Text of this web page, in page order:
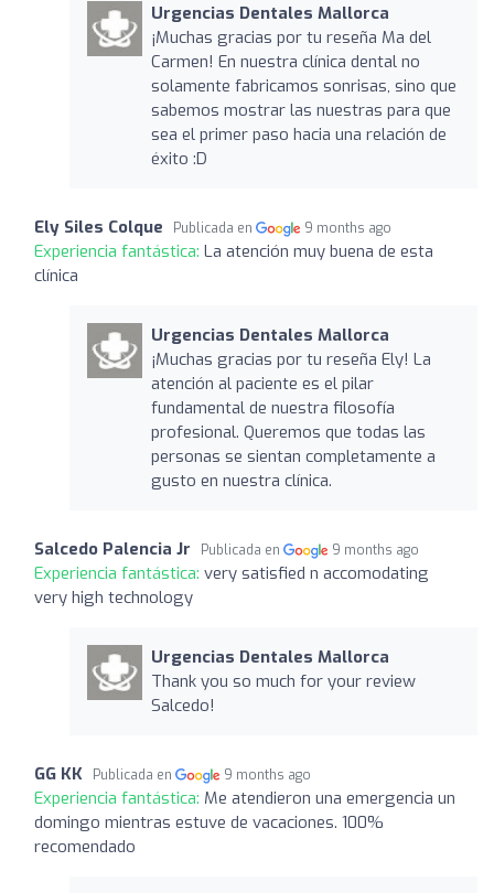
Urgencias Dentales Mallorca
¡Muchas gracias por tu reseña Ma del
Carmen! En nuestra clínica dental no
solamente fabricamos sonrisas, sino que
sabemos mostrar las nuestras para que
sea el primer paso hacia una relación de
éxito :D
Ely Siles Colque Publicada en 9 months ago
Experiencia fantástica: La atención muy buena de esta
clínica
Urgencias Dentales Mallorca
¡Muchas gracias por tu reseña Ely! La
atención al paciente es el pilar
fundamental de nuestra filosofía
profesional. Queremos que todas las
personas se sientan completamente a
gusto en nuestra clínica.
Salcedo Palencia Jr Publicada en 9 months ago
Experiencia fantástica: very satisfied n accomodating
very high technology
Urgencias Dentales Mallorca
Thank you so much for your review
Salcedo!
GG KK Publicada en 9 months ago
Experiencia fantástica: Me atendieron una emergencia un
domingo mientras estuve de vacaciones. 100%
recomendado